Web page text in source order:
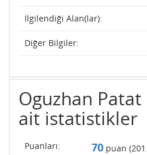
İlgilendiği Alan(lar):
Diğer Bilgiler:
Oguzhan Patat
ait istatistikler
Puanları: 70 puan (201